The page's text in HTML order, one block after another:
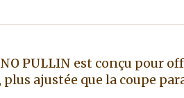
PULLIN est conçu pour
plus ajustée que la coupe